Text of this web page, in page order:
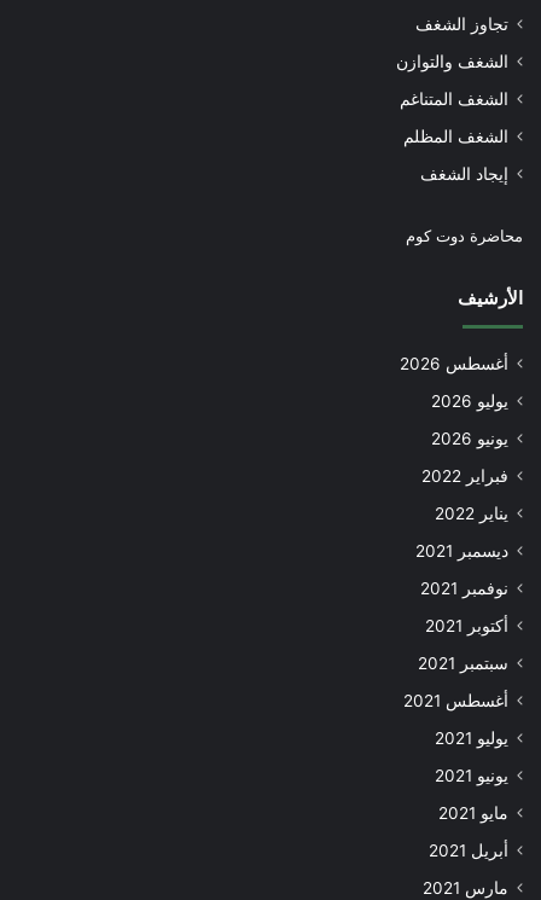
تجاوز الشغف
الشغف والتوازن
الشغف المتناغم
الشغف المظلم
إيجاد الشغف
محاضرة دوت كوم
الأرشيف
أغسطس 2026
يوليو 2026
يونيو 2026
فبراير 2022
يناير 2022
ديسمبر 2021
نوفمبر 2021
أكتوبر 2021
سبتمبر 2021
أغسطس 2021
يوليو 2021
يونيو 2021
مايو 2021
أبريل 2021
مارس 2021